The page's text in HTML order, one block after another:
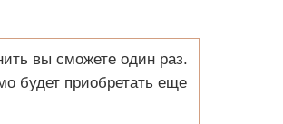
вы сможете один раз.
будет приобретать еще